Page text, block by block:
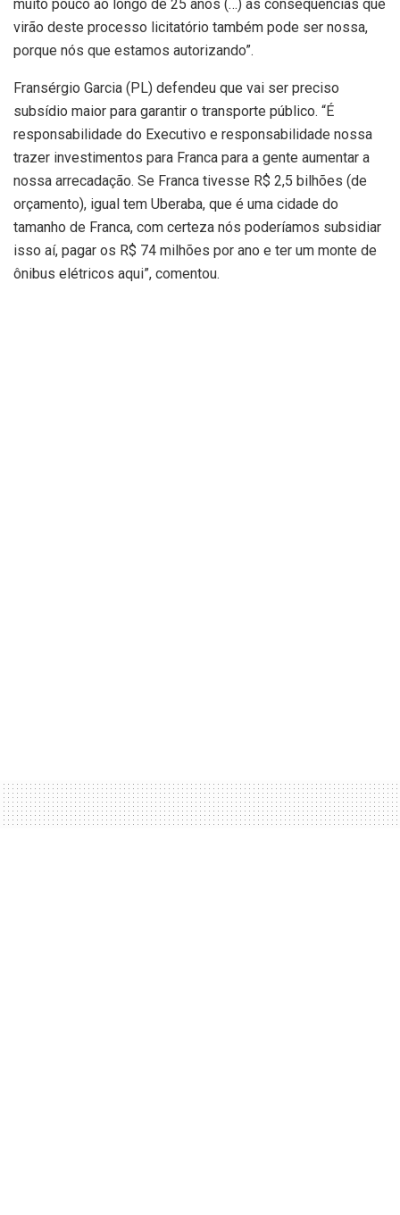
muito pouco ao longo de 25 anos (…) as consequências que
virão deste processo licitatório também pode ser nossa,
porque nós que estamos autorizando”.
Fransérgio Garcia (PL) defendeu que vai ser preciso
subsídio maior para garantir o transporte público. “É
responsabilidade do Executivo e responsabilidade nossa
trazer investimentos para Franca para a gente aumentar a
nossa arrecadação. Se Franca tivesse R$ 2,5 bilhões (de
orçamento), igual tem Uberaba, que é uma cidade do
tamanho de Franca, com certeza nós poderíamos subsidiar
isso aí, pagar os R$ 74 milhões por ano e ter um monte de
ônibus elétricos aqui”, comentou.